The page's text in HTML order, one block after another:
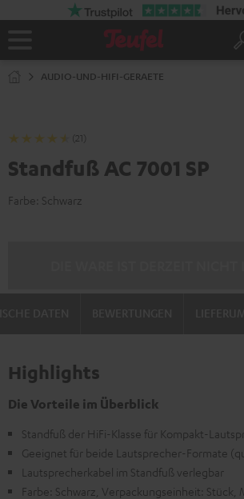
Startseite
AUDIO-UND-HIFI-GERAETE
(21)
Standfuß AC 7001 SP
Farbe: Schwarz
Highlights
Die Vorteile im Überblick
Standfuß der HiFi-Klasse für Kompakt-
Geeignet für beide Lautsprecher-Formate
Lautsprecherkabel im Standfuß verlegbar
Farbe: Schwarz, Verpackungseinheit: Stück,